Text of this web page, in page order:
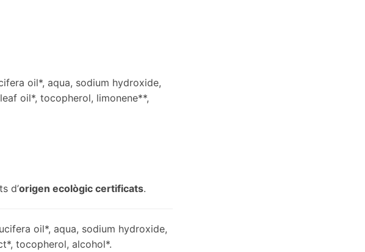
oil*, aqua, sodium hydroxide,
oil*, tocopherol, limonene**,
d’origen ecològic certificats.
oil*, aqua, sodium hydroxide,
tocopherol, alcohol*.